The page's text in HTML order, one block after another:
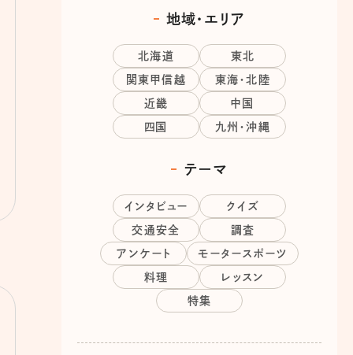
地域・エリア
北海道 東北
関東甲信越 東海・北陸
近畿 中国
四国 九州・沖縄
テーマ
インタビュー クイズ
交通安全 調査
アンケート モータースポーツ
料理 レッスン
特集